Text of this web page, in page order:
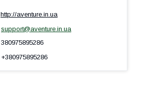
http://aventure.in.ua
support@aventure.in.ua
380975895286
+380975895286